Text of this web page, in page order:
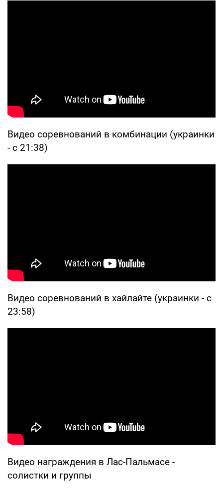
Видео соревнований в комбинации (украинки
- с 21:38)
Видео соревнований в хайлайте (украинки - с
23:58)
Видео награждения в Лас-Пальмасе -
солистки и группы